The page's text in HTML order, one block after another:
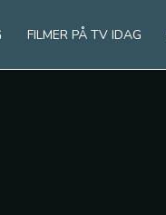
FILMER PÅ TV IDAG